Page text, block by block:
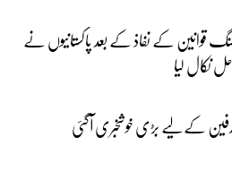
قوانین کے نفاذ کے بعد پاکستانیوں نے
نکال لیا
کے لیے بڑی خوشخبری آگئی